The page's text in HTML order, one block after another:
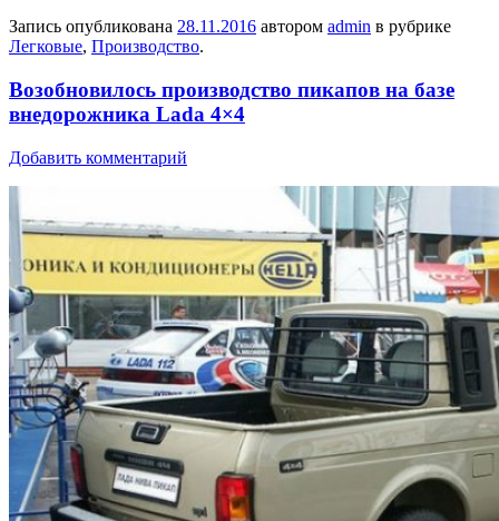
Запись опубликована 28.11.2016 автором admin в рубрике
Легковые, Производство.
Возобновилось производство пикапов на базе
внедорожника Lada 4×4
Добавить комментарий